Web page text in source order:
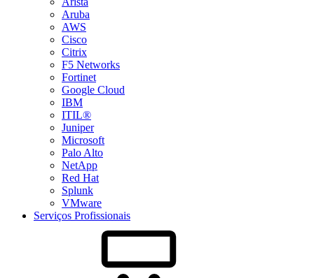
Aruba
AWS
Cisco
Citrix
F5 Networks
Fortinet
Google Cloud
IBM
ITIL®
Juniper
Microsoft
Palo Alto
NetApp
Red Hat
Splunk
VMware
Serviços Profissionais